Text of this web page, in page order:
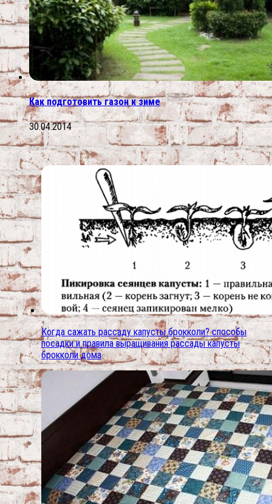
Как подготовить газон к зиме
30.04.2014
Когда сажать рассаду капусты брокколи? способы
посадки и правила выращивания рассады капусты
брокколи дома